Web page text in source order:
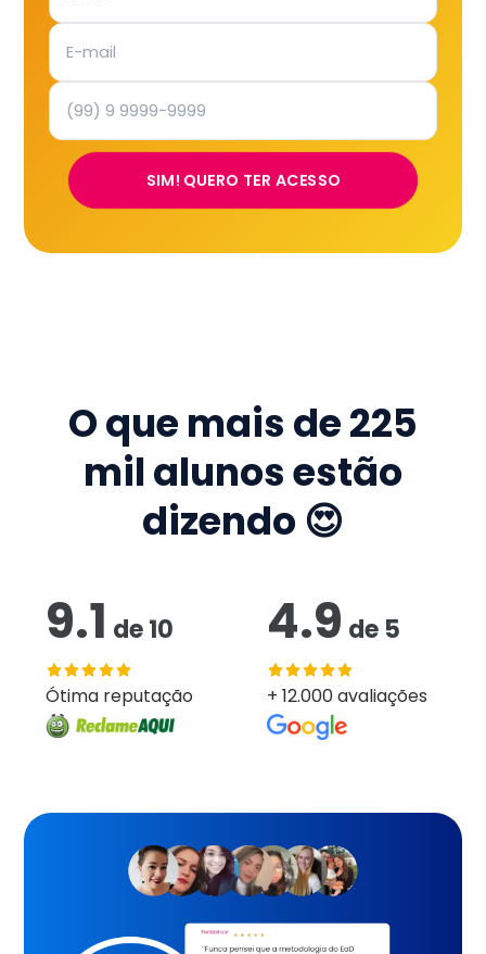
SIM! QUERO TER ACESSO
O que mais de225
mil alunos estão
dizendo 😍
9.1 de10
Ótima reputação
4.9 de 5
+ 12.000 avaliações